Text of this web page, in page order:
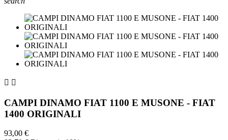
 
CAMPI DINAMO FIAT 1100 E MUSONE - FIAT
1400 ORIGINALI
93,00 €